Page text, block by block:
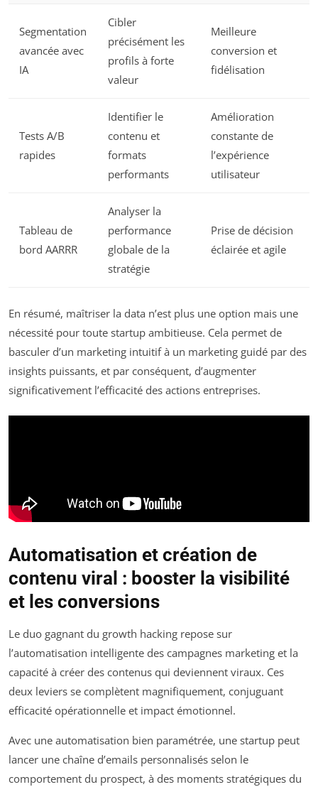
Segmentation
avancée avec
IA
Cibler
précisément les
profils à forte
valeur
Meilleure
conversion et
fidélisation
Tests A/B
rapides
Identifier le
contenu et
formats
performants
Amélioration
constante de
l’expérience
utilisateur
Tableau de
bord AARRR
Analyser la
performance
globale de la
stratégie
Prise de décision
éclairée et agile
En résumé, maîtriser la data n’est plus une option mais une
nécessité pour toute startup ambitieuse. Cela permet de
basculer d’un marketing intuitif à un marketing guidé par des
insights puissants, et par conséquent, d’augmenter
significativement l’efficacité des actions entreprises.
Automatisation et création de
contenu viral : booster la visibilité
et les conversions
Le duo gagnant du growth hacking repose sur
l’automatisation intelligente des campagnes marketing et la
capacité à créer des contenus qui deviennent viraux. Ces
deux leviers se complètent magnifiquement, conjuguant
efficacité opérationnelle et impact émotionnel.
Avec une automatisation bien paramétrée, une startup peut
lancer une chaîne d’emails personnalisés selon le
comportement du prospect, à des moments stratégiques du